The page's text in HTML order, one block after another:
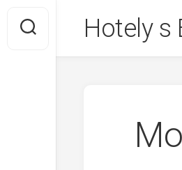
content
Hotely s